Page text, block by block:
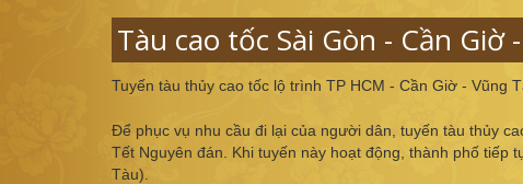
Tàu cao tốc Sài Gòn - Cần
Tuyến tàu thủy cao tốc lộ trình TP HCM - Cần Giờ - Vũng
Để phục vụ nhu cầu đi lại của người dân, tuyến tàu thủy
Tết Nguyên đán. Khi tuyến này hoạt động, thành phố tiếp
Tàu).